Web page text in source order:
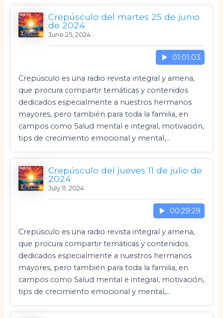
Crepúsculo del martes 25 de junio
de 2024
June 25, 2024
01:01:03
Crepúsculo es una radio revista integral y amena,
que procura compartir temáticas y contenidos
dedicados especialmente a nuestros hermanos
mayores, pero también para toda la familia, en
campos como Salud mental e integral, motivación,
tips de crecimiento emocional y mental,…
Crepúsculo del jueves 11 de julio de
2024
July 11, 2024
00:29:29
Crepúsculo es una radio revista integral y amena,
que procura compartir temáticas y contenidos
dedicados especialmente a nuestros hermanos
mayores, pero también para toda la familia, en
campos como Salud mental e integral, motivación,
tips de crecimiento emocional y mental,…